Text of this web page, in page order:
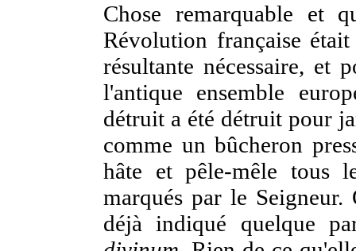
Chose remarquable et
Révolution française
résultante nécessaire, et
l'antique ensemble
détruit a été détruit pour
comme un bûcheron
hâte et pêle-mêle tous
marqués par le
déjà indiqué quelque